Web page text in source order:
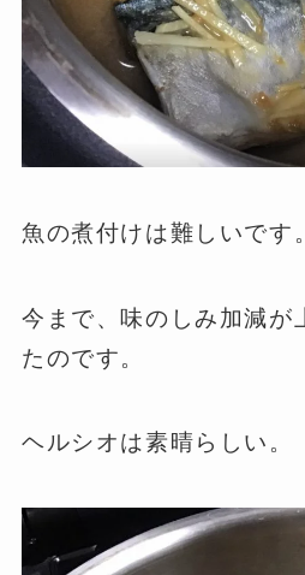
魚の煮付けは難しいです。
今まで、味のしみ加減が
たのです。
ヘルシオは素晴らしい。